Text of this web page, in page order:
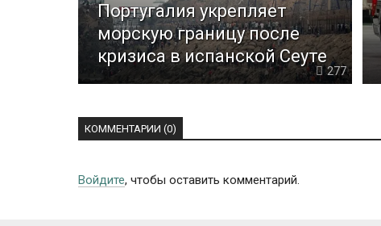
Португалия укрепляет
морскую границу после
кризиса в испанской Сеуте
277
КОММЕНТАРИИ (0)
Войдите, чтобы оставить комментарий.